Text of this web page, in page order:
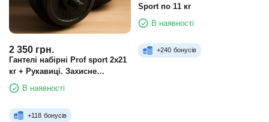
2 350 грн.
Гантелі набірні Prof sport 2х21
кг + Рукавиці. Захисне
покриття
В наявності
+118 бонусів
Sport по 11 кг
В наявності
+240 бонусів